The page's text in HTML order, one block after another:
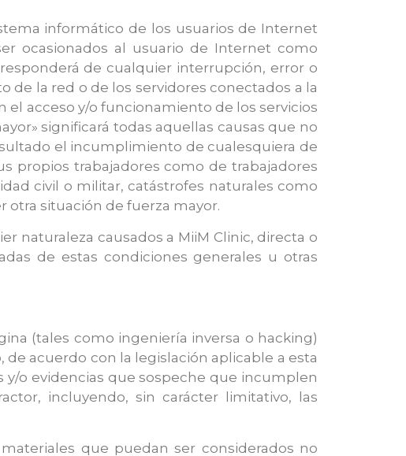
informático de los usuarios de Internet
ocasionados al usuario de Internet como
de cualquier interrupción, error o
la red o de los servidores conectados a la
el acceso y/o funcionamiento de los servicios
significará todas aquellas causas que no
el incumplimiento de cualesquiera de
propios trabajadores como de trabajadores
civil o militar, catástrofes naturales como
otra situación de fuerza mayor.
naturaleza causados a MiiM Clinic, directa o
de estas condiciones generales u otras
(tales como ingeniería inversa o hacking)
acuerdo con la legislación aplicable a esta
y/o evidencias que sospeche que incumplen
incluyendo, sin carácter limitativo, las
que puedan ser considerados no